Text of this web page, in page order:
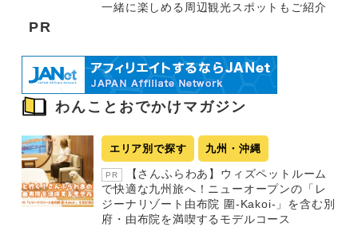
一緒に楽しめる周辺観光スポットもご紹介
PR
わんことおでかけマガジン
エリア別で探す 九州・沖縄
PR
【さんふらわあ】ウィズペットルーム
で快適な九州旅へ！ニューオープンの「レ
ジーナリゾート由布院 圍-Kakoi-」を含む別
府・由布院を満喫するモデルコース